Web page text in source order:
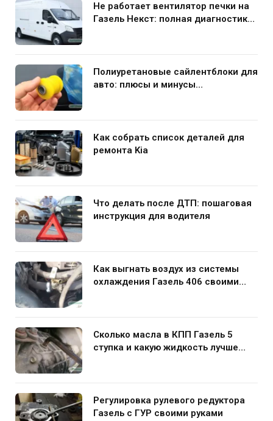
Не работает вентилятор печки на
Газель Некст: полная диагностика
Полиуретановые сайлентблоки для
авто: плюсы и минусы
Как собрать список деталей для
ремонта Kia
Что делать после ДТП: пошаговая
инструкция для водителя
Как выгнать воздух из системы
охлаждения Газель 406 своими
Сколько масла в КПП Газель 5
ступка и какую жидкость лучше
Регулировка рулевого редуктора
Газель с ГУР своими руками